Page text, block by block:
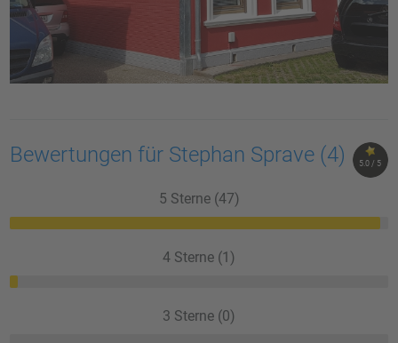
5.0 / 5
Bewertungen für Stephan Sprave (4)
5 Sterne (47)
4 Sterne (1)
3 Sterne (0)